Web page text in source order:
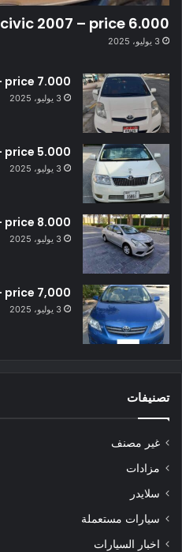
2007 – price 6.000
3 يوليو، 2025
price 7.000
3 يوليو، 2025
price 5.000
3 يوليو، 2025
price 8.000
3 يوليو، 2025
price 7,000
3 يوليو، 2025
تصنيفات
غير مصنف
مزادات
سلايدر
سيارات مستعملة
اخبار السيارات